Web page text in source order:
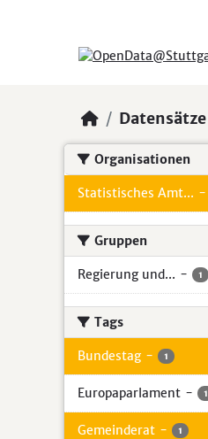
Datensätze
Organisationen
Statistisches Amt... -
Gruppen
Regierung und... - 1
Tags
Bundestag - 1
Europaparlament - 1
Gemeinderat - 1